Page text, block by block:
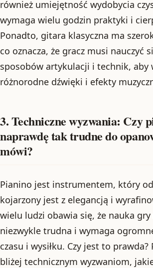
również umiejętność wydobycia
wymaga wielu godzin praktyki i
Ponadto, gitara klasyczna ma
co oznacza, że ​​gracz musi nauczyć
sposobów artykulacji i technik, aby
różnorodne dźwięki i efekty
3. Techniczne wyzwania: Czy
naprawdę tak trudne do
mówi?
Pianino jest instrumentem, który
kojarzony jest z elegancją i
wielu ludzi obawia się, że nauka
niezwykle trudna i wymaga
czasu i wysiłku. Czy jest to prawda?
bliżej technicznym wyzwaniom,